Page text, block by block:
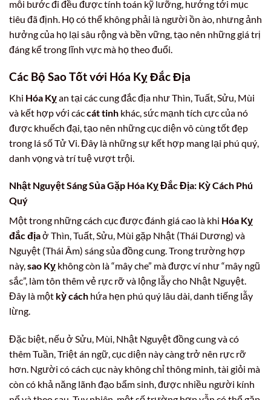
mỗi bước đi đều được tính toán kỹ lưỡng, hướng tới mục
tiêu đã định. Họ có thể không phải là người ồn ào, nhưng ảnh
hưởng của họ lại sâu rộng và bền vững, tạo nên những giá trị
đáng kể trong lĩnh vực mà họ theo đuổi.
Các Bộ Sao Tốt với Hóa Kỵ Đắc Địa
Khi Hóa Kỵan tại các cung đắc địa như Thìn, Tuất, Sửu, Mùi
và kết hợp với cáccát tinh khác, sức mạnh tích cực của nó
được khuếch đại, tạo nên những cục diện vô cùng tốt đẹp
trong lá số Tử Vi. Đây là những sự kết hợp mang lại phú quý,
danh vọng và trí tuệ vượt trội.
Nhật Nguyệt Sáng Sủa Gặp Hóa Kỵ Đắc Địa: Kỳ Cách Phú
Quý
Một trong những cách cục được đánh giá cao là khi Hóa Kỵ
đắc địaở Thìn, Tuất, Sửu, Mùi gặp Nhật (Thái Dương) và
Nguyệt (Thái Âm) sáng sủa đồng cung. Trong trường hợp
này,sao Kỵ không còn là “mây che” mà được ví như “mây ngũ
sắc”, làm tôn thêm vẻ rực rỡ và lộng lẫy cho Nhật Nguyệt.
Đây là một kỳ cách hứa hẹn phú quý lâu dài, danh tiếng lẫy
lừng.
Đặc biệt, nếu ở Sửu, Mùi, Nhật Nguyệt đồng cung và có
thêm Tuần, Triệt án ngữ, cục diện này càng trở nên rực rỡ
hơn. Người có cách cục này không chỉ thông minh, tài giỏi mà
còn có khả năng lãnh đạo bẩm sinh, được nhiều người kính